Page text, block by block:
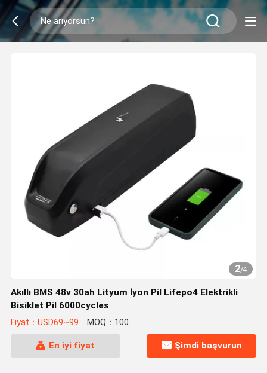
2/4
Akıllı BMS 48v 30ah Lityum İyon Pil Lifepo4 Elektrikli
Bisiklet Pil 6000cycles
Fiyat：USD69~99 MOQ：100
En iyi fiyat Şimdi başvurun